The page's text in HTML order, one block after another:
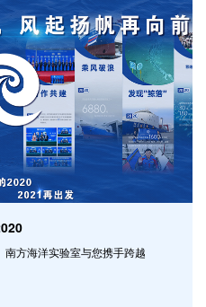
方海洋实验室与您携手跨越